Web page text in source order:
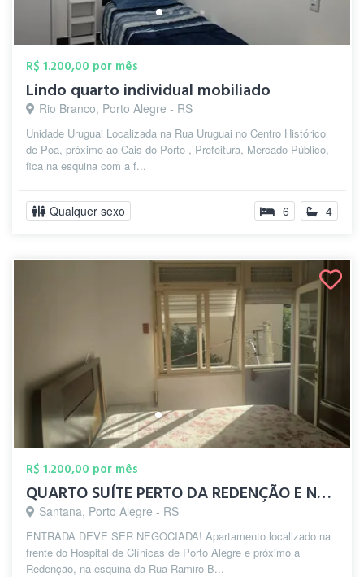
R$ 1.200,00 por mês
Lindo quarto individual mobiliado
Rio Branco, Porto Alegre - RS
Unidade Uruguai Localizada na Rua Uruguai no Centro Histórico
de Poa, próximo ao Cais do Porto , Prefeitura, Mercado Público,
fica na esquina com a f...
Qualquer sexo 6 4
R$ 1.200,00 por mês
QUARTO SUÍTE PERTO DA REDENÇÃO E NA FREN...
Santana, Porto Alegre - RS
ENTRADA DEVE SER NEGOCIADA! Apartamento localizado na
frente do Hospital de Clínicas de Porto Alegre e próximo a
Redenção, na esquina da Rua Ramiro B...